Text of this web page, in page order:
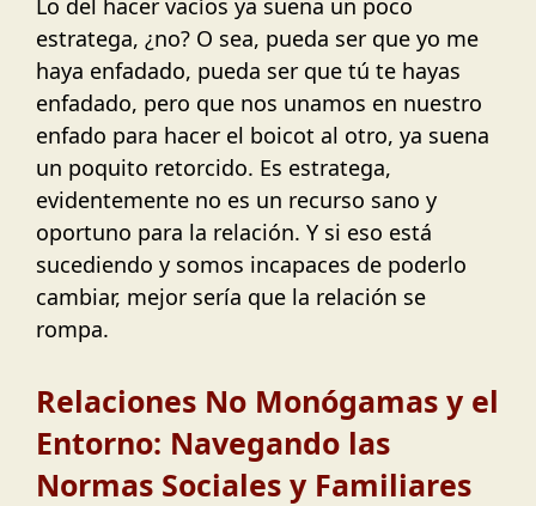
Lo del hacer vacíos ya suena un poco
estratega, ¿no? O sea, pueda ser que yo me
haya enfadado, pueda ser que tú te hayas
enfadado, pero que nos unamos en nuestro
enfado para hacer el boicot al otro, ya suena
un poquito retorcido. Es estratega,
evidentemente no es un recurso sano y
oportuno para la relación. Y si eso está
sucediendo y somos incapaces de poderlo
cambiar, mejor sería que la relación se
rompa.
Relaciones No Monógamas y el
Entorno: Navegando las
Normas Sociales y Familiares